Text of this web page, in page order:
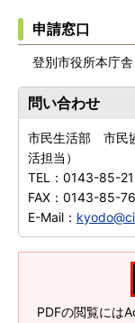
申請窓口
登別市役所本庁
問い合わせ
市民生活部 市民
活担当）
TEL： 0143-85-
FAX： 0143-85-
E-Mail：
PDFの閲覧には